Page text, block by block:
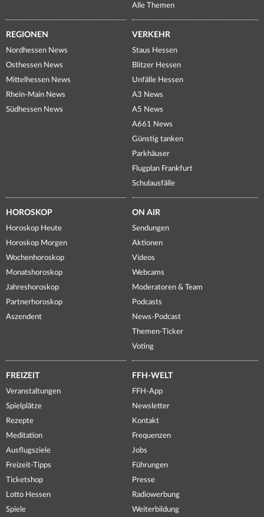
Alle Themen
REGIONEN
Nordhessen News
Osthessen News
Mittelhessen News
Rhein-Main News
Südhessen News
VERKEHR
Staus Hessen
Blitzer Hessen
Unfälle Hessen
A3 News
A5 News
A661 News
Günstig tanken
Parkhäuser
Flugplan Frankfurt
Schulausfälle
HOROSKOP
Horoskop Heute
Horoskop Morgen
Wochenhoroskop
Monatshoroskop
Jahreshoroskop
Partnerhoroskop
Aszendent
ON AIR
Sendungen
Aktionen
Videos
Webcams
Moderatoren & Team
Podcasts
News-Podcast
Themen-Ticker
Voting
FREIZEIT
Veranstaltungen
Spielplätze
Rezepte
Meditation
Ausflugsziele
Freizeit-Tipps
Ticketshop
Lotto Hessen
Spiele
FFH-WELT
FFH-App
Newsletter
Kontakt
Frequenzen
Jobs
Führungen
Presse
Radiowerbung
Weiterbildung